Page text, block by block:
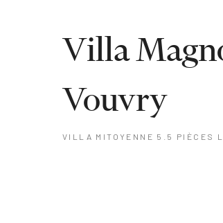
Villa
Vouvry
VILLA MITOYENNE 5.5 PIÈCES